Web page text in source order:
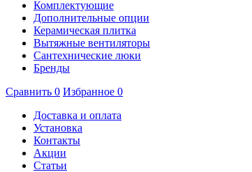
Комплектующие
Дополнительные опции
Керамическая плитка
Вытяжные вентиляторы
Сантехнические люки
Бренды
Сравнить 0 Избранное 0
Доставка и оплата
Установка
Контакты
Акции
Статьи